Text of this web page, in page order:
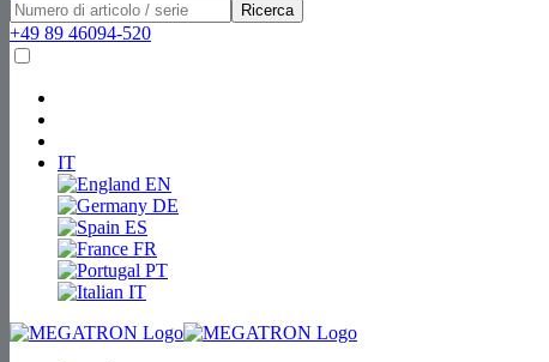
Ricerca
+49 89 46094-520
IT
EN
DE
ES
FR
PT
IT